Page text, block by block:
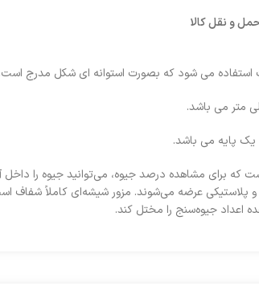
و نقل کالا
استفاده می شود که بصورت استوانه ای شکل مدرج است.
متر می باشد.
پایه می باشد.
با حجم 250 سی‌سی است که برای مشاهده درصد جیوه،
و پلاستیکی عرضه می‌شوند. مزور شیشه‌ای کاملاً شفاف
اعداد جیوه‌سنج را مختل کند.